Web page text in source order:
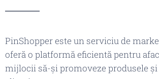
PinShopper este un serviciu de
oferă o platformă eficientă pentru
mijlocii să-și promoveze produsele și